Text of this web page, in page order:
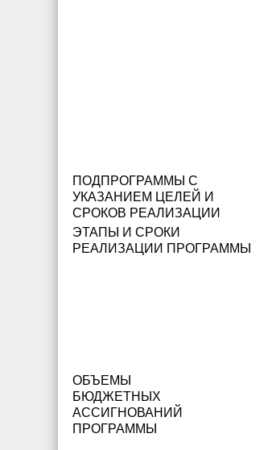
ПОДПРОГРАММЫ С
УКАЗАНИЕМ ЦЕЛЕЙ И
СРОКОВ РЕАЛИЗАЦИИ
ЭТАПЫ И СРОКИ
РЕАЛИЗАЦИИ ПРОГРАММЫ
ОБЪЕМЫ
БЮДЖЕТНЫХ
АССИГНОВАНИЙ
ПРОГРАММЫ